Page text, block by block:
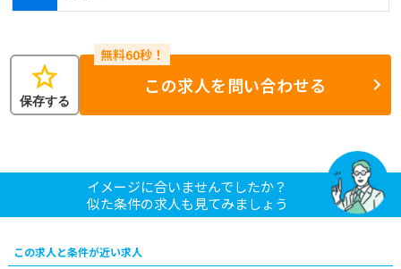
star
保存する
この求人を問い合わせる
イメージに合いませんでしたか？
似た条件の求人も見てみましょう
この求人と条件が近い求人